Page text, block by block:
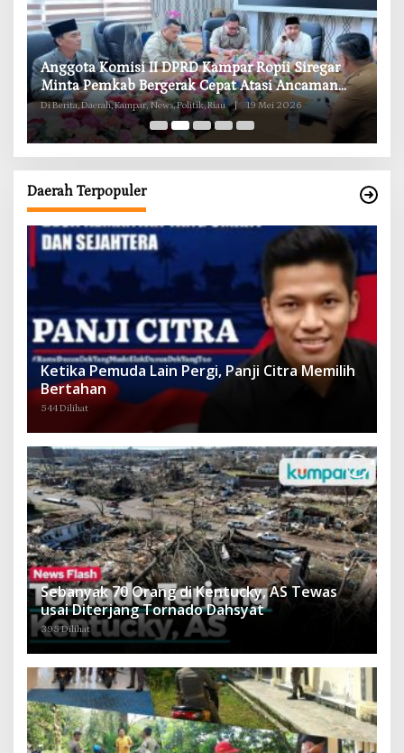
Anggota Komisi II DPRD Kampar Ropii Siregar
Minta Pemkab Bergerak Cepat Atasi Ancaman
Kekosongan Obat demi Wujudkan Kampar Dihati
Di Berita, Daerah, Kampar, News, Politik, Riau | 19 Mei 2026
Daerah Terpopuler
Ketika Pemuda Lain Pergi, Panji Citra Memilih
Bertahan
544 Dilihat
Sebanyak 70 Orang di Kentucky, AS Tewas
usai Diterjang Tornado Dahsyat
395 Dilihat